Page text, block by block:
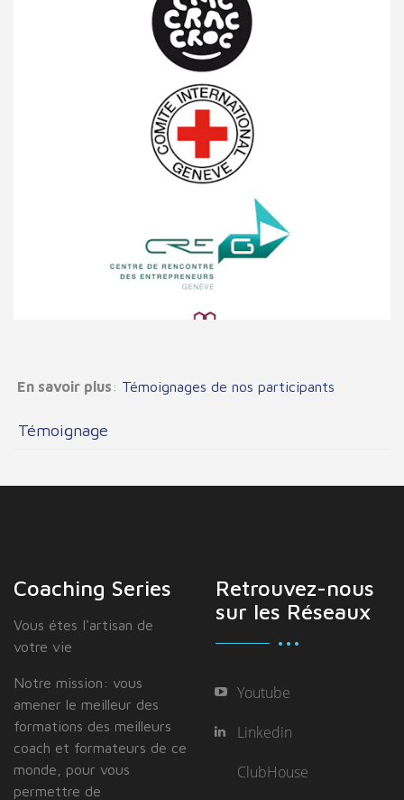
En savoir plus : Témoignages de nos participants
Témoignage
Coaching Series
Vous étes I'artisan de
votre vie
Notre mission: vous
amener le meilleur des
formations des meilleurs
coach et formateurs de ce
monde, pour vous
permettre de
Retrouvez-nous
sur les Réseaux
Youtube
Linkedin
ClubHouse